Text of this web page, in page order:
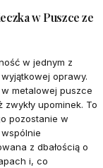
w Puszce ze
w jednym z
oprawy.
metalowej puszce
upominek. To
pozostanie w
z dbałością o
i, co